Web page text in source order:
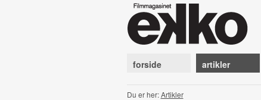
forside artikler
Du er her:Artikler